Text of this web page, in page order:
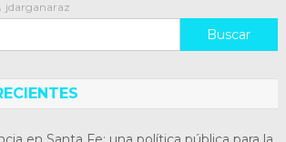
jdarganaraz
Buscar: